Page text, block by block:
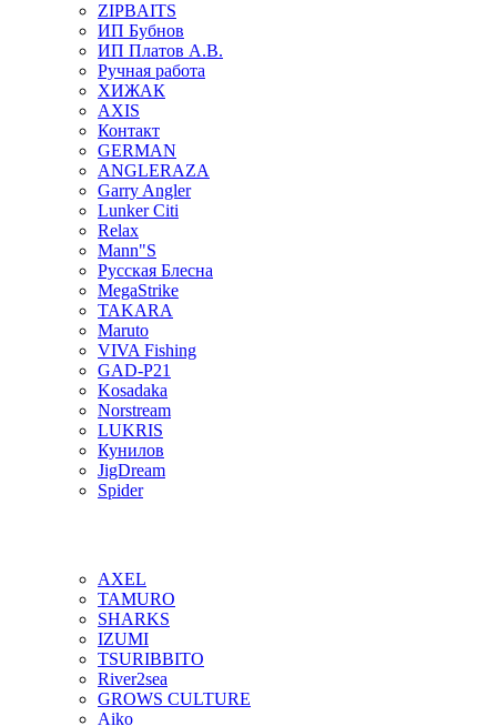
ZIPBAITS
ИП Бубнов
ИП Платов А.В.
Ручная работа
ХИЖАК
AXIS
Контакт
GERMAN
ANGLERAZA
Garry Angler
Lunker Citi
Relax
Mann"S
Русская Блесна
MegaStrike
TAKARA
Maruto
VIVA Fishing
GAD-P21
Kosadaka
Norstream
LUKRIS
Кунилов
JigDream
Spider
AXEL
TAMURO
SHARKS
IZUMI
TSURIBBITO
River2sea
GROWS CULTURE
Aiko